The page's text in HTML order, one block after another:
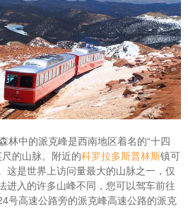
林中的派克峰是西南地区着名的“十四
的山脉。附近的科罗拉多斯普林斯镇可
这是世界上访问量最大的山脉之一，仅
进入的许多山峰不同，您可以驾车前往
号高速公路旁的派克峰高速公路的派克